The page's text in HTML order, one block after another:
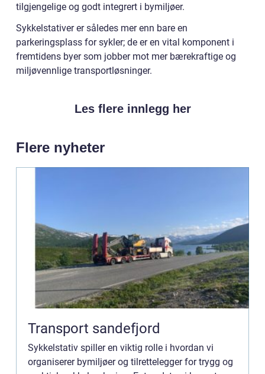
tilgjengelige og godt integrert i bymiljøer.
Sykkelstativer er således mer enn bare en
parkeringsplass for sykler; de er en vital komponent i
fremtidens byer som jobber mot mer bærekraftige og
miljøvennlige transportløsninger.
Les flere innlegg her
Flere nyheter
Transport sandefjord
Sykkelstativ spiller en viktig rolle i hvordan vi
organiserer bymiljøer og tilrettelegger for trygg og